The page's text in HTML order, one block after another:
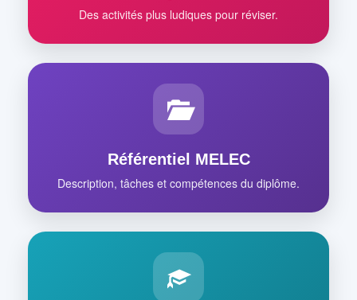
Des activités plus ludiques pour réviser.
Référentiel MELEC
Description, tâches et compétences du diplôme.